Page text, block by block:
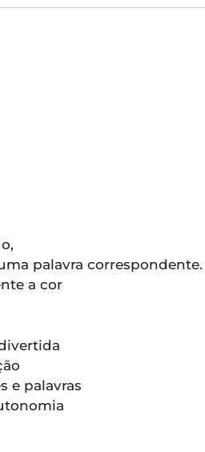
palavra
a cor
e palavras